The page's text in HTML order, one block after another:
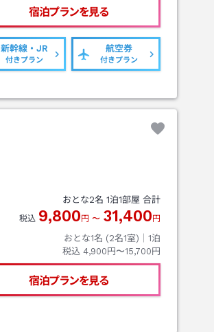
宿泊プランを見る
新幹線・JR
付きプラン
航空券
付きプラン
おとな2名 1泊1部屋 合計
税込 9,800 円 〜 31,400 円
おとな1名 (2名1室)｜ 1泊
税込 4,900円〜15,700円
宿泊プランを見る